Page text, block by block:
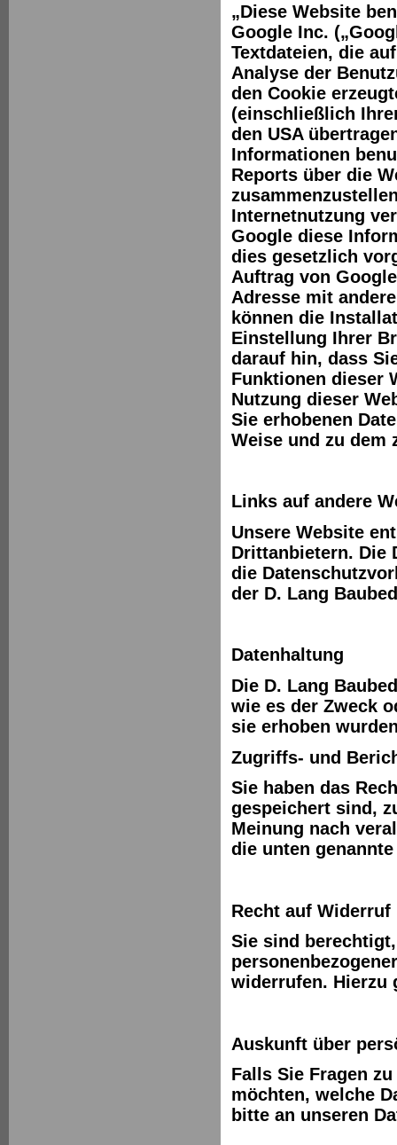
„Diese Website
Google Inc.
Textdateien, die
Analyse der
den Cookie
(einschließlich
den USA
Informationen
Reports über die
Internetnutzung
Google diese
dies gesetzlich
Auftrag von
Adresse mit
können die
Einstellung Ihrer
darauf hin, dass
Funktionen dieser
Nutzung dieser
Sie erhobenen
Weise und zu dem
Links auf andere
Unsere Website
Drittanbietern. Die
die
der D. Lang
Datenhaltung
Die D. Lang
wie es der Zweck
sie erhoben
Zugriffs- und
Sie haben das
gespeichert sind,
Meinung nach
die unten
Recht auf Widerruf
Sie sind
widerrufen. Hierzu
Auskunft über
Falls Sie Fragen
möchten, welche
bitte an unseren